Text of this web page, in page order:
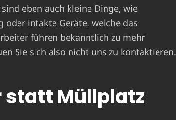
eben auch kleine Dinge, wie
intakte Geräte, welche das
führen bekanntlich zu mehr
Sie sich also nicht uns zu kontaktieren.
statt Müllplatz